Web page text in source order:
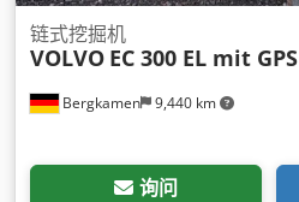
Bergkamen 9,440 km
链式挖掘机
VOLVO EC 300 EL mit GPS
询问